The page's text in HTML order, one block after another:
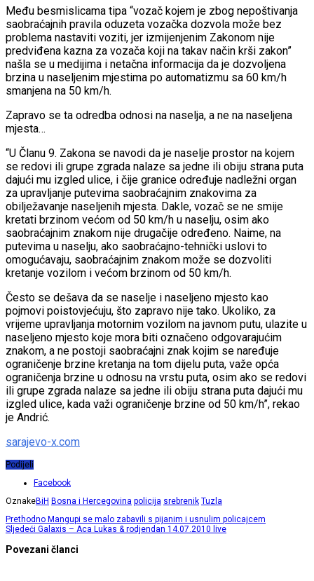
Među besmislicama tipa “vozač kojem je zbog nepoštivanja
saobraćajnih pravila oduzeta vozačka dozvola može bez
problema nastaviti voziti, jer izmijenjenim Zakonom nije
predviđena kazna za vozača koji na takav način krši zakon”
našla se u medijima i netačna informacija da je dozvoljena
brzina u naseljenim mjestima po automatizmu sa 60 km/h
smanjena na 50 km/h.
Zapravo se ta odredba odnosi na naselja, a ne na naseljena
mjesta…
“U Članu 9. Zakona se navodi da je naselje prostor na kojem
se redovi ili grupe zgrada nalaze sa jedne ili obiju strana puta
dajući mu izgled ulice, i čije granice određuje nadležni organ
za upravljanje putevima saobraćajnim znakovima za
obilježavanje naseljenih mjesta. Dakle, vozač se ne smije
kretati brzinom većom od 50 km/h u naselju, osim ako
saobraćajnim znakom nije drugačije određeno. Naime, na
putevima u naselju, ako saobraćajno-tehnički uslovi to
omogućavaju, saobraćajnim znakom može se dozvoliti
kretanje vozilom i većom brzinom od 50 km/h.
Često se dešava da se naselje i naseljeno mjesto kao
pojmovi poistovjećuju, što zapravo nije tako. Ukoliko, za
vrijeme upravljanja motornim vozilom na javnom putu, ulazite u
naseljeno mjesto koje mora biti označeno odgovarajućim
znakom, a ne postoji saobraćajni znak kojim se naređuje
ograničenje brzine kretanja na tom dijelu puta, važe opća
ograničenja brzine u odnosu na vrstu puta, osim ako se redovi
ili grupe zgrada nalaze sa jedne ili obiju strana puta dajući mu
izgled ulice, kada važi ograničenje brzine od 50 km/h”, rekao
je Andrić.
sarajevo-x.com
Podijeli
Facebook
OznakeBiH Bosna i Hercegovina policija srebrenik Tuzla
Prethodno Mangupi se malo zabavili s pijanim i usnulim policajcem
Sljedeći Galaxis – Aca Lukas & rodjendan 14.07.2010 live
Povezani članci